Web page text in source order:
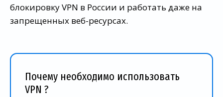
блокировку VPN в России и работать даже на
запрещенных веб-ресурсах.
Почему необходимо использовать
VPN ?